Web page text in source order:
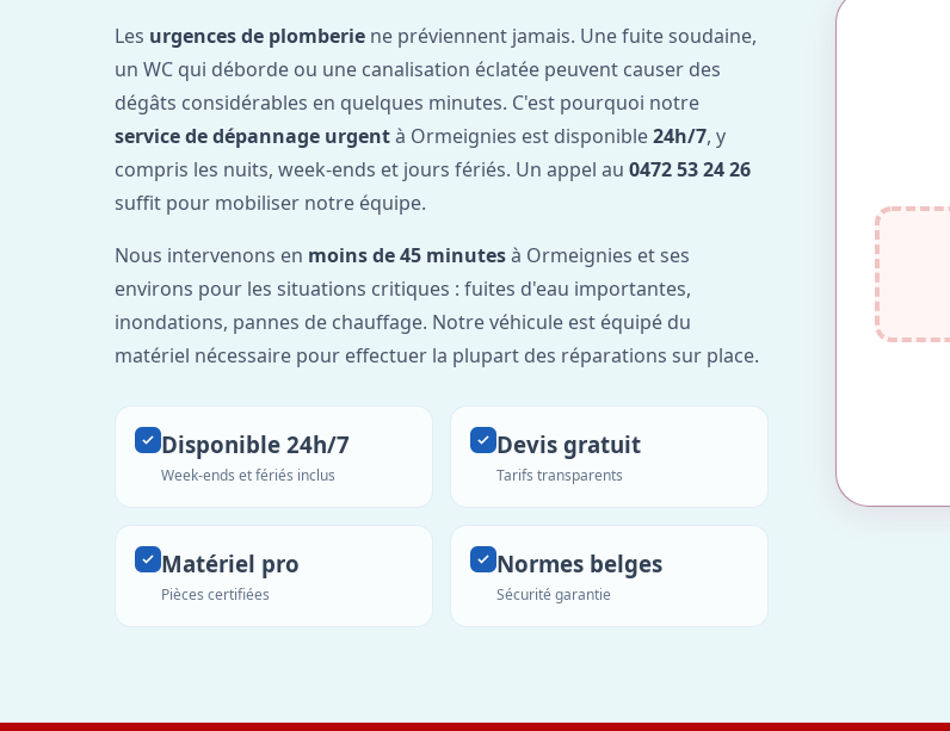
Les urgences de plomberie ne préviennent jamais. Une fuite soudaine,
un WC qui déborde ou une canalisation éclatée peuvent causer des
dégâts considérables en quelques minutes. C'est pourquoi notre
service de dépannage urgentà Ormeignies est disponible24h/7, y
compris les nuits, week-ends et jours fériés. Un appel au 0472 53 24 26
suffit pour mobiliser notre équipe.
Nous intervenons en moins de 45 minutesà Ormeignies et ses
environs pour les situations critiques : fuites d'eau importantes,
inondations, pannes de chauffage. Notre véhicule est équipé du
matériel nécessaire pour effectuer la plupart des réparations sur place.
Disponible 24h/7
Week-ends et fériés inclus
Devis gratuit
Tarifs transparents
Matériel pro
Pièces certifiées
Normes belges
Sécurité garantie